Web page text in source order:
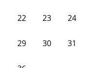
22 23 24
29 30 31